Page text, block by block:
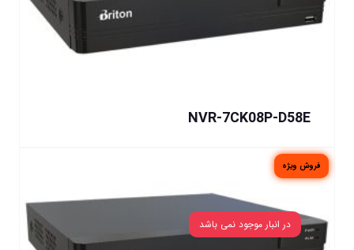
NVR-7CK08P-D58E
فروش ویژه
در انبار موجود نمی باشد